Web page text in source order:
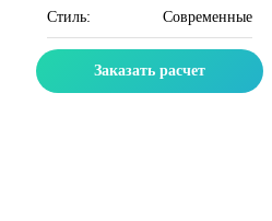
Стиль:
Современные
Заказать расчет